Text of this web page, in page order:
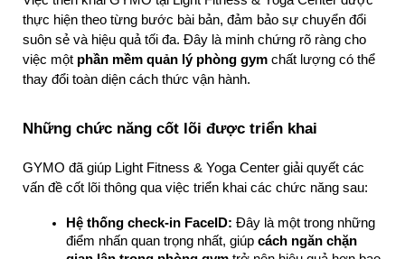
thực hiện theo từng bước bài bản, đảm bảo sự chuyển đổi
suôn sẻ và hiệu quả tối đa. Đây là minh chứng rõ ràng cho
việc một phần mềm quản lý phòng gym chất lượng có thể
thay đổi toàn diện cách thức vận hành.
Những chức năng cốt lõi được triển khai
GYMO đã giúp Light Fitness & Yoga Center giải quyết các
vấn đề cốt lõi thông qua việc triển khai các chức năng sau:
Hệ thống check-in FaceID: Đây là một trong những
điểm nhấn quan trọng nhất, giúp cách ngăn chặn